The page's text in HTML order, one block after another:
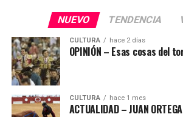
NUEVO TENDENCIA
CULTURA hace 2 días
OPINIÓN – Esas cosas del
CULTURA hace 1 mes
ACTUALIDAD – JUAN